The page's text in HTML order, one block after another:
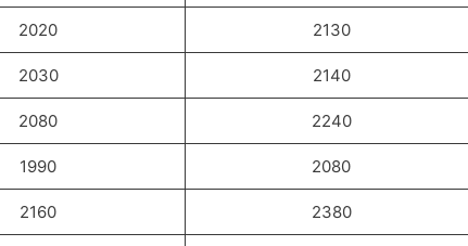
2020 2130
2030 2140
2080 2240
1990 2080
2160 2380